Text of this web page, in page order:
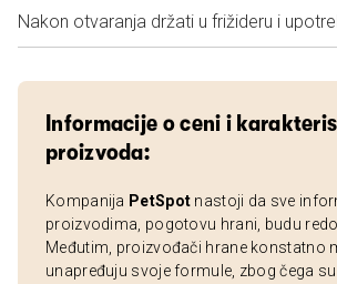
Nakon otvaranja držati u frižideru i
Informacije o ceni i
proizvoda:
Kompanija PetSpot nastoji da sve
proizvodima, pogotovu hrani, budu
Međutim, proizvođači hrane konstatno
unapređuju svoje formule, zbog čega